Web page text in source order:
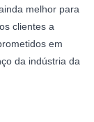
melhor para
clientes a
em
da indústria da